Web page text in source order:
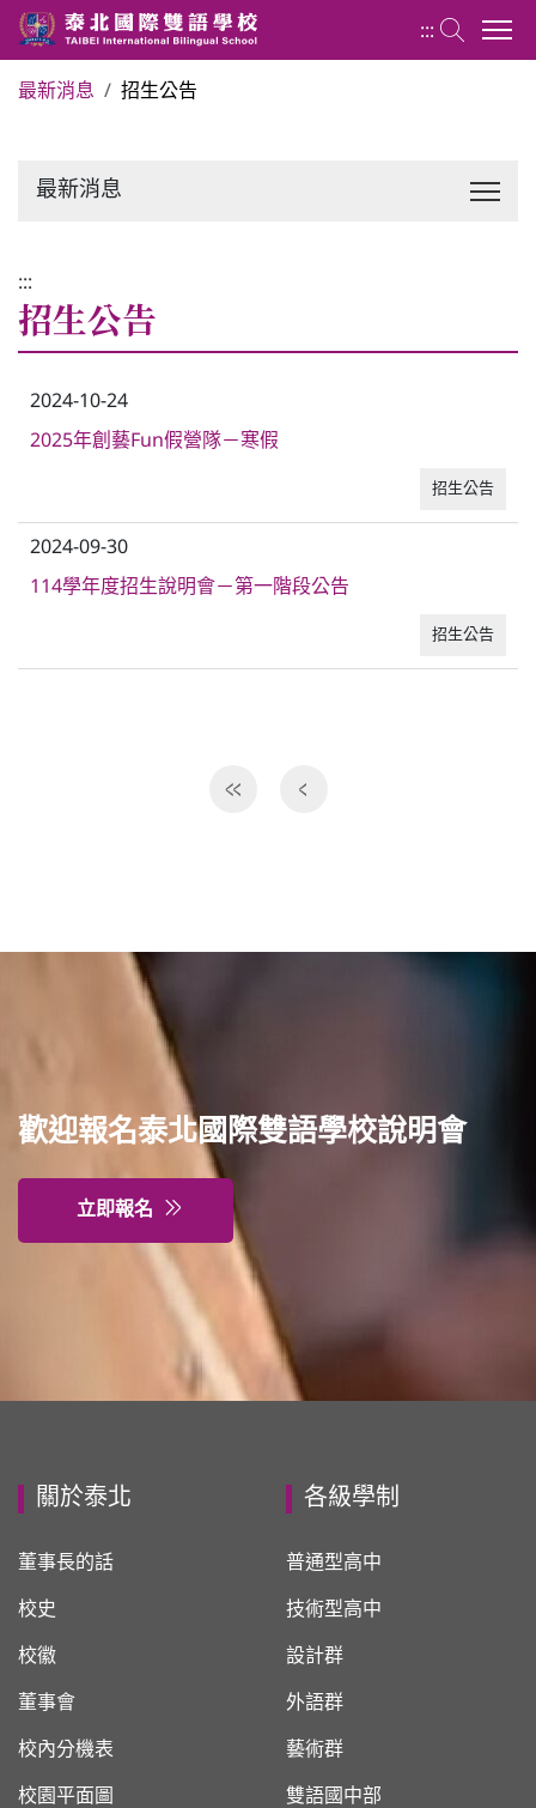
最新消息 招生公告
最新消息
:::
招生公告
2024-10-24
2025年創藝Fun假營隊－寒假
招生公告
2024-09-30
114學年度招生說明會－第一階段公告
招生公告
歡迎報名泰北國際雙語學校說明會
立即報名
關於泰北
董事長的話
校史
校徽
董事會
校內分機表
校園平面圖
各級學制
普通型高中
技術型高中
設計群
外語群
藝術群
雙語國中部
:::
最新消息
行事曆
招生專區
普通型高中
技術型高中